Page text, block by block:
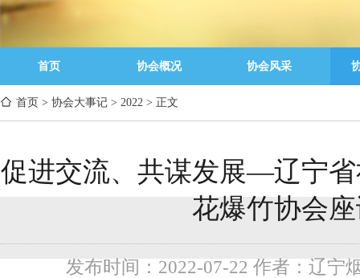
首页 协会概况 协会风采
首页 > 协会大事记 > 2022 > 正文
促进交流、共谋发展—辽宁
花爆竹协会
发布时间：2022-07-22 作者：辽宁